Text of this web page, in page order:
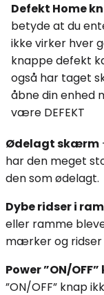
Defekt Home
betyde at du
ikke virker hver
knappe defekt
også har taget
åbne din enhed
være DEFEKT
Ødelagt skærm
har den meget
den som ødelagt.
Dybe ridser i
eller ramme
mærker og ridser
Power ”ON/
”ON/OFF” knap